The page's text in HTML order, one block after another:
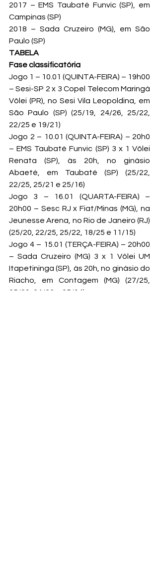
2017 – EMS Taubaté Funvic (SP), em
Campinas (SP)
2018 – Sada Cruzeiro (MG), em São
Paulo (SP)
TABELA
Fase classificatória
Jogo 1 – 10.01 (QUINTA-FEIRA) – 19h00
– Sesi-SP 2 x 3 Copel Telecom Maringá
Vôlei (PR), no Sesi Vila Leopoldina, em
São Paulo (SP) (25/19, 24/26, 25/22,
22/25 e 19/21)
Jogo 2 – 10.01 (QUINTA-FEIRA) – 20h0
– EMS Taubaté Funvic (SP) 3 x 1 Vôlei
Renata (SP), às 20h, no ginásio
Abaeté, em Taubaté (SP) (25/22,
22/25, 25/21 e 25/16)
Jogo 3 – 16.01 (QUARTA-FEIRA) –
20h00 – Sesc RJ x Fiat/Minas (MG), na
Jeunesse Arena, no Rio de Janeiro (RJ)
(25/20, 22/25, 25/22, 18/25 e 11/15)
Jogo 4 – 15.01 (TERÇA-FEIRA) – 20h00
– Sada Cruzeiro (MG) 3 x 1 Vôlei UM
Itapetininga (SP), às 20h, no ginásio do
Riacho, em Contagem (MG) (27/25,
25/21, 24/26 e 25/14)